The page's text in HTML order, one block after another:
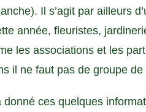
Il s’agit par ailleurs
année, fleuristes,
les associations et les
il ne faut pas de groupe
donné ces quelques